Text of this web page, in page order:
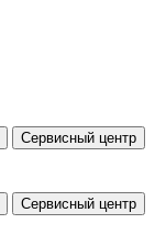
Сервисный центр
Сервисный центр